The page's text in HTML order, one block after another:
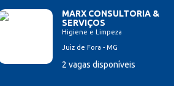
MARX CONSULTORIA &
SERVIÇOS
Higiene e Limpeza
Juiz de Fora - MG
2 vagas disponíveis